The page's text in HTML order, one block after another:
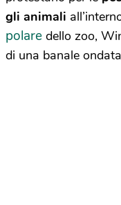
gli animali
polare dello zoo,
di una banale